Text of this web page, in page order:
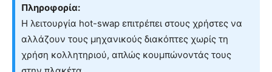
Πληροφορία:
Η λειτουργία hot-swap επιτρέπει στους χρήστες να
αλλάζουν τους μηχανικούς διακόπτες χωρίς τη
χρήση κολλητηριού, απλώς κουμπώνοντάς τους